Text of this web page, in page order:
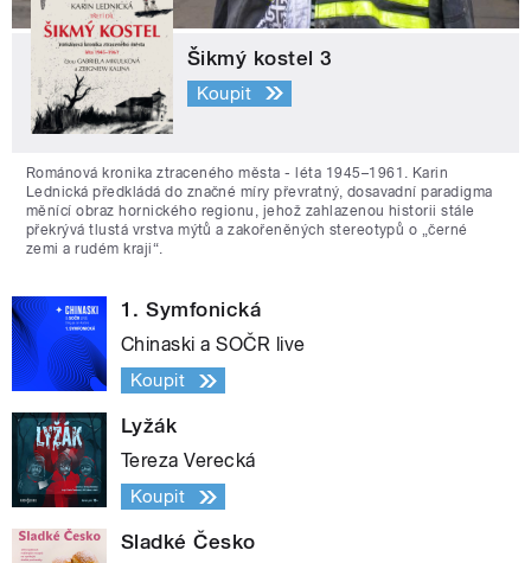
Šikmý kostel 3
Koupit
Románová kronika ztraceného města - léta 1945–1961. Karin
Lednická předkládá do značné míry převratný, dosavadní paradigma
měnící obraz hornického regionu, jehož zahlazenou historii stále
překrývá tlustá vrstva mýtů a zakořeněných stereotypů o „černé
zemi a rudém kraji“.
1. Symfonická
Chinaski a SOČR live
Koupit
Lyžák
Tereza Verecká
Koupit
Sladké Česko